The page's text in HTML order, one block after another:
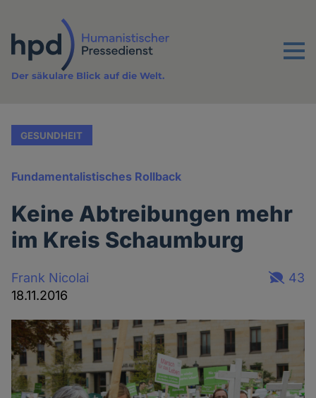
Inhalt
Menu
Der säkulare Blick auf die Welt.
GESUNDHEIT
Fundamentalistisches Rollback
Keine Abtreibungen mehr
im Kreis Schaumburg
Frank Nicolai
18.11.2016
43